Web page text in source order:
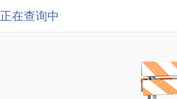
正在查询中